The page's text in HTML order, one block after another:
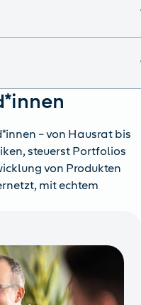
– von Hausrat bis
steuerst Portfolios
von Produkten
mit echtem